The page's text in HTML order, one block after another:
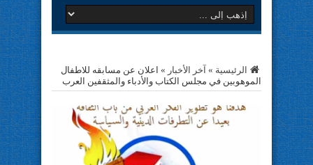
الرئيسية » آخر الأخبار » اعلان عن مسابقه للاطفال
الموهوبين في مجلس الكتاب والأدباء والمثقفين العرب